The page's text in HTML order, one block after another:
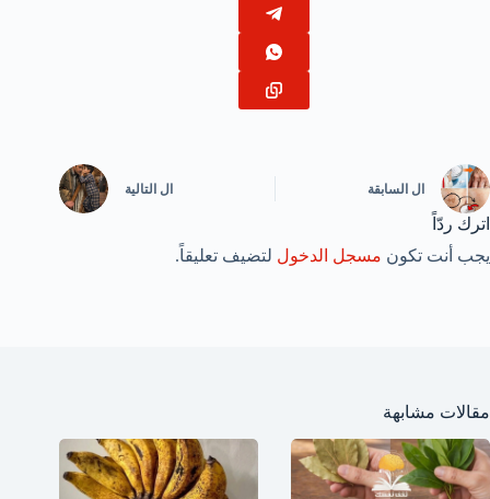
ال السابقة ال التالية
اترك ردّاً
يجب أنت تكون مسجل الدخول لتضيف تعليقاً.
مقالات مشابهة